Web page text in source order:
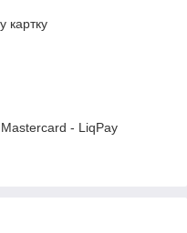
картку
- LiqPay